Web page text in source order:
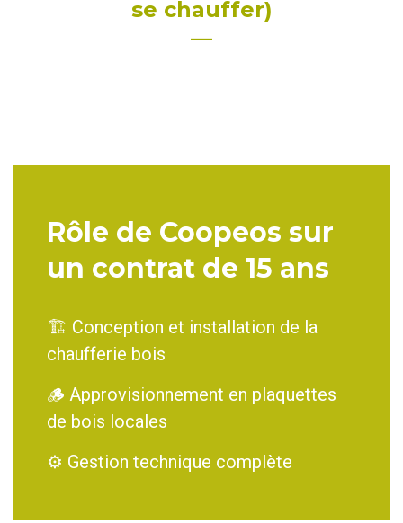
se chauffer)
—
Rôle de Coopeos sur
un contrat de 15 ans
🏗️ Conception et installation de la
chaufferie bois
🪵 Approvisionnement en plaquettes
de bois locales
⚙️ Gestion technique complète